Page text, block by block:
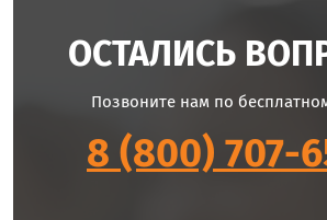
ОСТАЛИСЬ
Позвоните нам по
8 (800) 707-